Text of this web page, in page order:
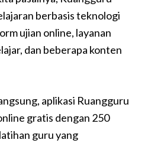
berbasis teknologi
ujian online, layanan
dan beberapa konten
aplikasi Ruangguru
gratis dengan 250
guru yang